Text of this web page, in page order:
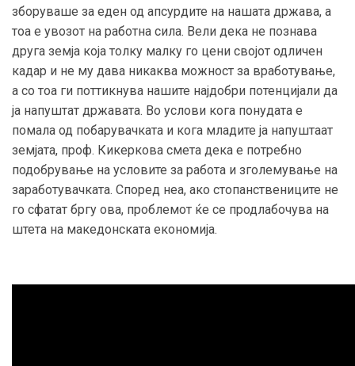
зборуваше за еден од апсурдите на нашата држава, а
тоа е увозот на работна сила. Вели дека не познава
друга земја која толку малку го цени својот одличен
кадар и не му дава никаква можност за вработување,
а со тоа ги поттикнува нашите најдобри потенцијали да
ја напуштат државата. Во услови кога понудата е
помала од побарувачката и кога младите ја напуштаат
земјата, проф. Кикеркова смета дека е потребно
подобрување на условите за работа и зголемување на
заработувачката. Според неа, ако стопанствениците не
го сфатат бргу ова, проблемот ќе се продлабочува на
штета на македонската економија.